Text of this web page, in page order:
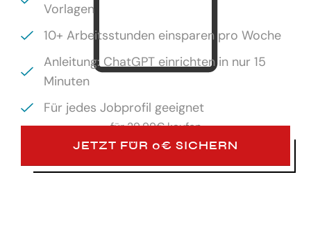
Vorlagen
10+ Arbeitsstunden einsparen pro Woche
Anleitung: ChatGPT einrichten in nur 15
Minuten
Für jedes Jobprofil geeignet
für29,99€ kaufen
JETZT FÜR 0€ SICHERN